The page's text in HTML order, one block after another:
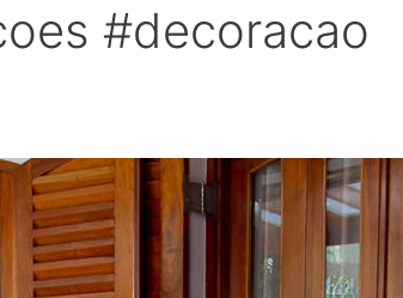
#decoracao